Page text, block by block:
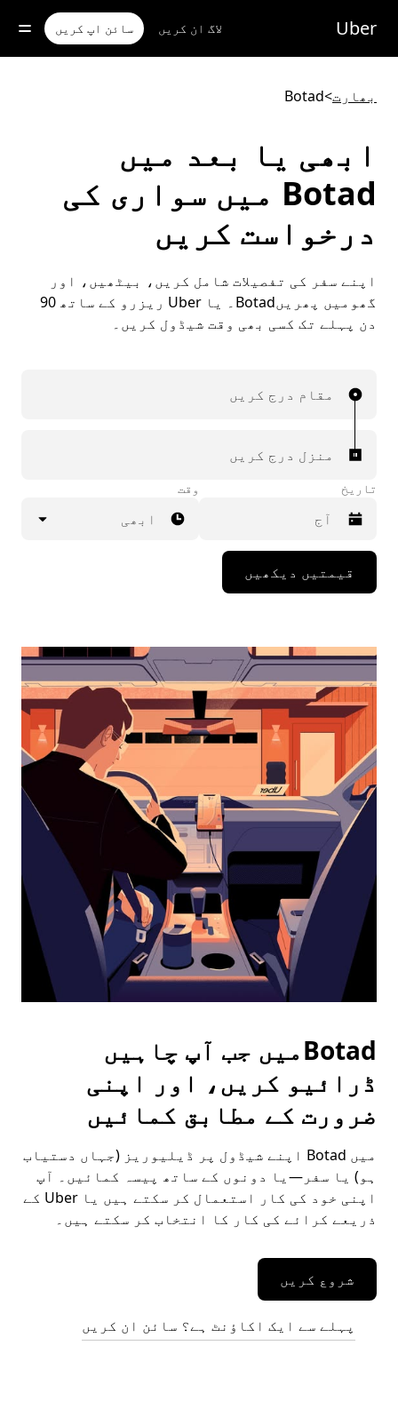
مواد
جائیں
Uber لاگ ان کریں سائن اپ کریں
بھارت>
Botad
ابھی یا بعد میں
Botad میں سواری کی
درخواست کریں
اپنے سفر کی تفصیلات شامل کریں، بیٹھیں، اور
گھومیں پھریںBotad۔ یا Uber ریزرو کے ساتھ 90
دن پہلے تک کسی بھی وقت شیڈول کریں۔
مقام درج کریں
منزل درج کریں
تاریخ
Press
down
interact
the
calendar
and
select
a
date.
Press
the
escape
button
the
calendar.
وقت
ابھی
قیمتیں دیکھیں
Botadمیں جب آپ چاہیں
ڈرائیو کریں، اور اپنی
ضرورت کے مطابق کمائیں
میں Botad اپنے شیڈول پر ڈیلیوریز (جہاں دستیاب
ہو) یا سفر—یا دونوں کے ساتھ پیسہ کمائیں۔ آپ
اپنی خود کی کار استعمال کر سکتے ہیں یا Uber کے
ذریعے کرائے کی کار کا انتخاب کر سکتے ہیں۔
شروع کریں
پہلے سے ایک اکاؤنٹ ہے؟ سائن ان کریں